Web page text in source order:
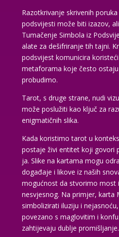
Razotkrivanje skrivenih
podsvijesti može biti izazov,
Tumačenje Simbola iz
alate za dešifriranje tih tajni.
podsvijest komunicira
metaforama koje često
probudimo.
Tarot, s druge strane, nudi
može poslužiti kao ključ za
enigmatičnih slika.
Kada koristimo tarot u
postaje živi entitet koji govori
ja. Slike na kartama mogu
događaje i likove iz naših
mogućnost da stvorimo most
nesvjesnog. Na primjer, karta
simbolizirati iluziju i
povezano s maglovitim i
zahtijevaju dublje promišljanje.